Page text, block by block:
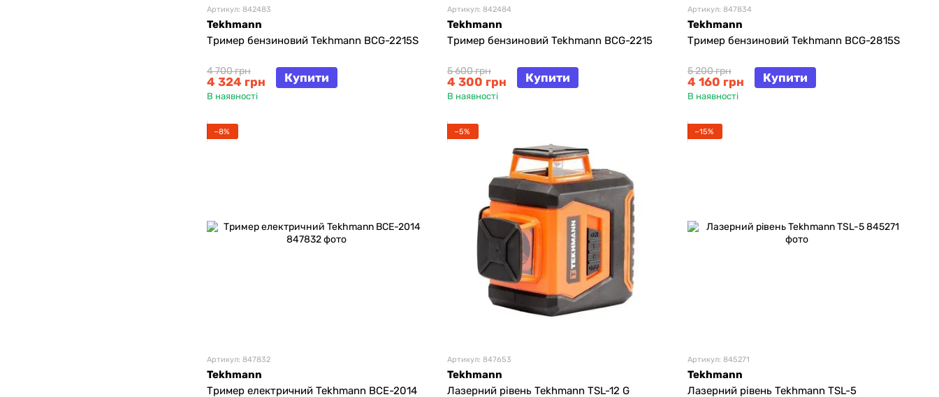
Артикул: 842483
Tekhmann
Тример бензиновий Tekhmann BCG-2215S
4 700 грн
4 324 грн Купити
В наявності
Артикул: 842484
Tekhmann
Тример бензиновий Tekhmann BCG-2215
5 600 грн
4 300 грн Купити
В наявності
Артикул: 847834
Tekhmann
Тример бензиновий Tekhmann BCG-2815S
5 200 грн
4 160 грн Купити
В наявності
−8%
Артикул: 847832
Tekhmann
Тример електричний Tekhmann BCE-2014
−5%
Артикул: 847653
Tekhmann
Лазерний рівень Tekhmann TSL-12 G
−15%
Артикул: 845271
Tekhmann
Лазерний рiвень Tekhmann TSL-5